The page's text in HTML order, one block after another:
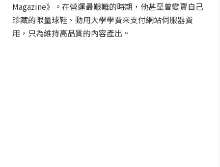
Magazine》。在營運最艱難的時期，他甚至曾變賣自己
珍藏的限量球鞋、動用大學學費來支付網站伺服器費
用，只為維持高品質的內容產出。